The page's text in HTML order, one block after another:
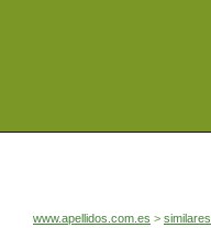
www.apellidos.com.es similares